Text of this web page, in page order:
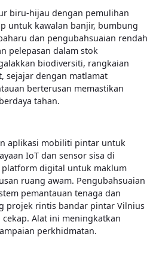
biru-hijau dengan pemulihan
untuk kawalan banjir, bumbung
dan pengubahsuaian rendah
pelepasan dalam stok
biodiversiti, rangkaian
sejajar dengan matlamat
berterusan memastikan
tahan.
aplikasi mobiliti pintar untuk
IoT dan sensor sisa di
platform digital untuk maklum
ruang awam. Pengubahsuaian
pemantauan tenaga dan
projek rintis bandar pintar Vilnius
Alat ini meningkatkan
perkhidmatan.